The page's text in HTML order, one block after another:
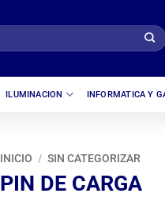
ILUMINACION INFORMATICA Y
INICIO / SIN CATEGORIZAR
PIN DE CARGA